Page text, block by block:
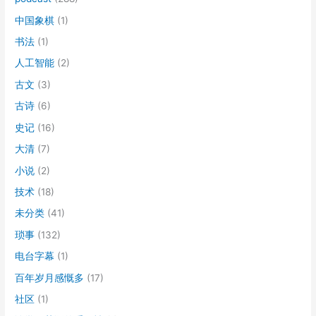
中国象棋 (1)
书法 (1)
人工智能 (2)
古文 (3)
古诗 (6)
史记 (16)
大清 (7)
小说 (2)
技术 (18)
未分类 (41)
琐事 (132)
电台字幕 (1)
百年岁月感慨多 (17)
社区 (1)